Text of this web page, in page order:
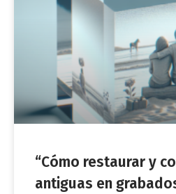
“Cómo restaurar y
antiguas en